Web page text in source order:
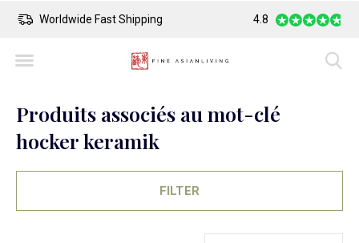
Safe Payment Largest Collection
4.8
Produits associés au mot-clé
hocker keramik
FILTER